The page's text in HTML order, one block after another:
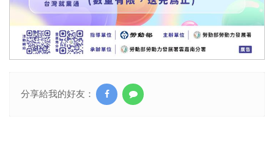
分享給我的好友：